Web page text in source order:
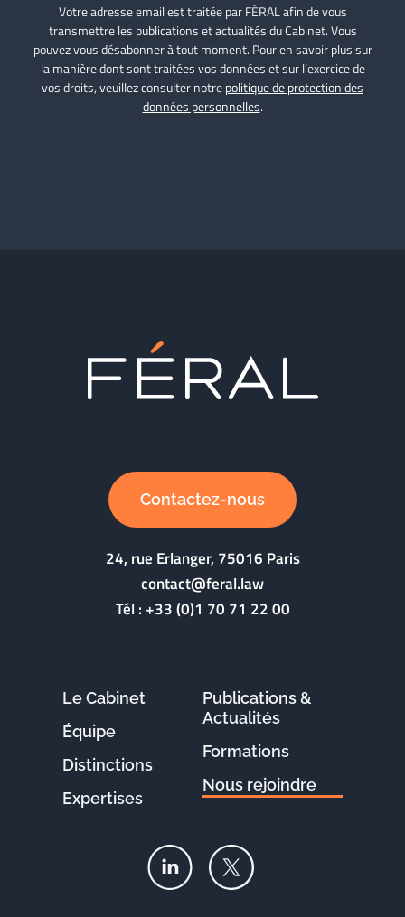
Votre adresse email est traitée par FÉRAL afin de vous
transmettre les publications et actualités du Cabinet. Vous
pouvez vous désabonner à tout moment. Pour en savoir plus sur
la manière dont sont traitées vos données et sur l’exercice de
vos droits, veuillez consulter notrepolitique de protection des
données personnelles.
Contactez-nous
24, rue Erlanger, 75016 Paris
contact@feral.law
Tél :+33 (0)1 70 71 22 00
Le Cabinet
Équipe
Distinctions
Expertises
Publications &
Actualités
Formations
Nous rejoindre